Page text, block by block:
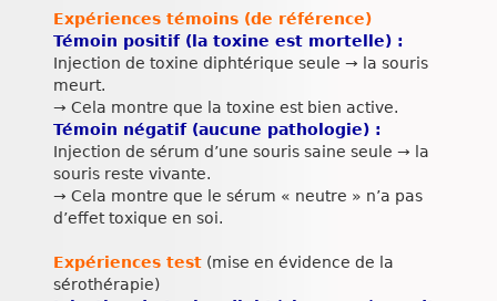
Expériences témoins (de référence)
Témoin positif (la toxine est mortelle) :
Injection de toxine diphtérique seule → la souris
meurt.
→ Cela montre que la toxine est bien active.
Témoin négatif (aucune pathologie) :
Injection de sérum d’une souris saine seule → la
souris reste vivante.
→ Cela montre que le sérum « neutre » n’a pas
d’effet toxique en soi.
Expériences test (mise en évidence de la
sérothérapie)